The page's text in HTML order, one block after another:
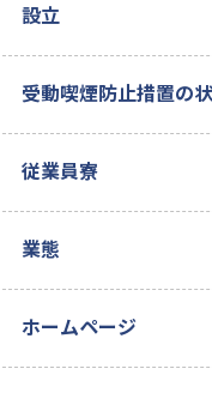
設立
受動喫煙防止措置の
従業員寮
業態
ホームページ